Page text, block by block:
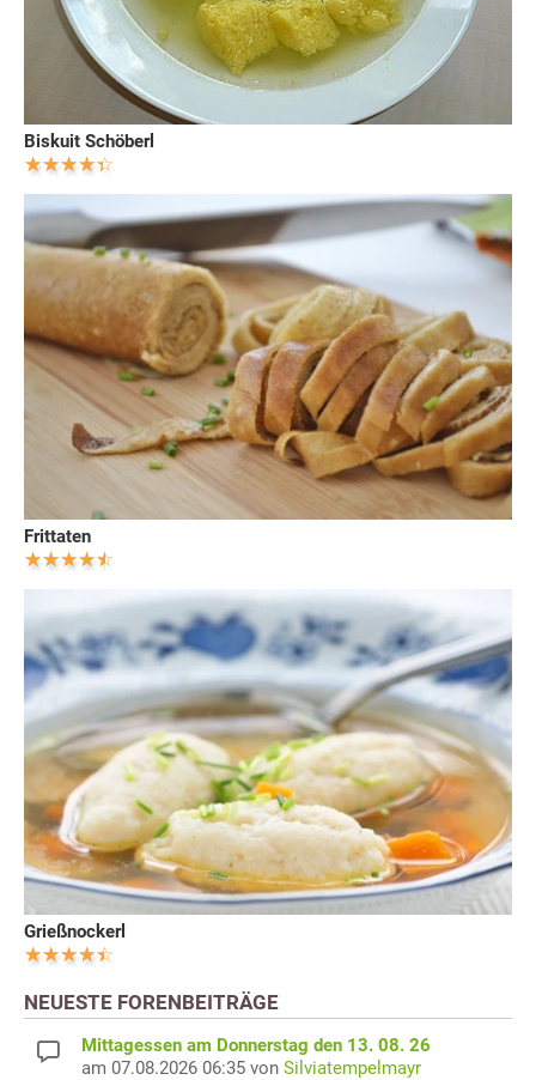
Biskuit Schöberl
Frittaten
Grießnockerl
NEUESTE FORENBEITRÄGE
Mittagessen am Donnerstag den 13. 08. 26
am 07.08.2026 06:35 von Silviatempelmayr